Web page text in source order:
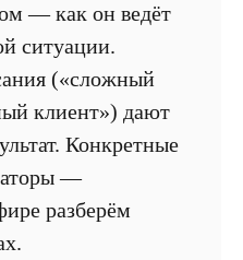
— как он ведёт
ситуации.
(«сложный
клиент») дают
Конкретные
—
разберём